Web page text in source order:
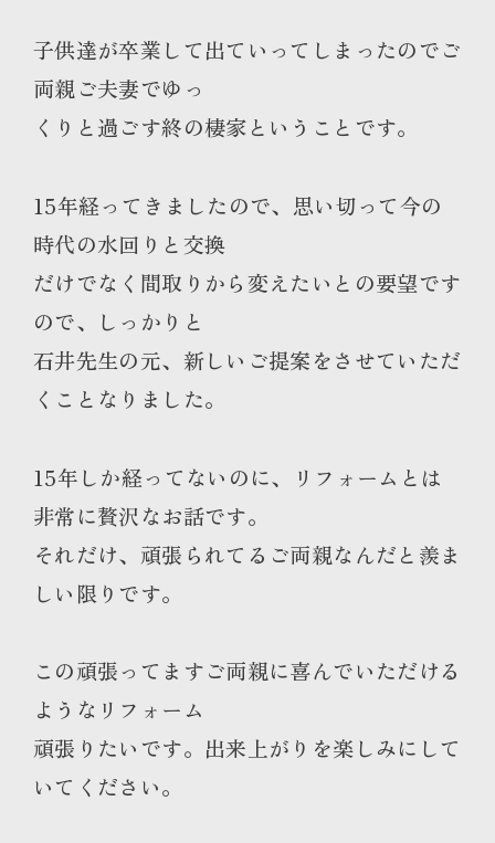
子供達が卒業して出ていってしまったのでご
両親ご夫妻でゆっ
くりと過ごす終の棲家ということです。
15年経ってきましたので、思い切って今の
時代の水回りと交換
だけでなく間取りから変えたいとの要望です
ので、しっかりと
石井先生の元、新しいご提案をさせていただ
くことなりました。
15年しか経ってないのに、リフォームとは
非常に贅沢なお話です。
それだけ、頑張られてるご両親なんだと羨ま
しい限りです。
この頑張ってますご両親に喜んでいただける
ようなリフォーム
頑張りたいです。出来上がりを楽しみにして
いてください。